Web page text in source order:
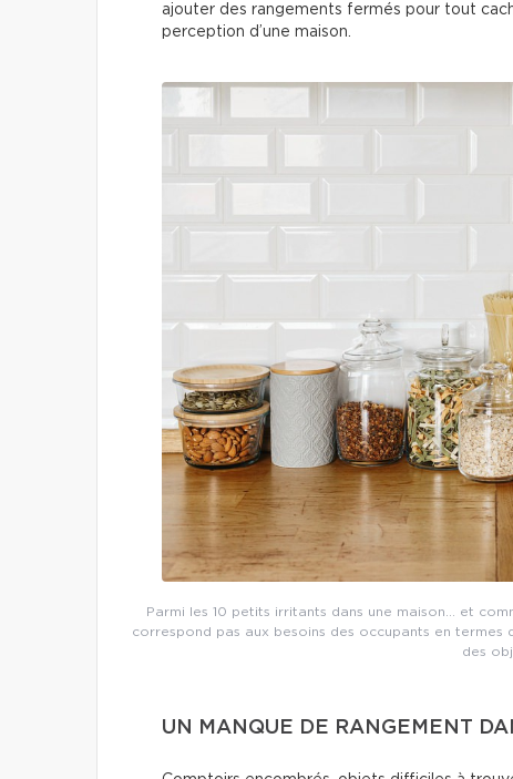
ajouter des rangements fermés pour tout
perception d’une maison.
Parmi les 10 petits irritants dans une maison… et
correspond pas aux besoins des occupants en termes
des
UN MANQUE DE RANGEMENT